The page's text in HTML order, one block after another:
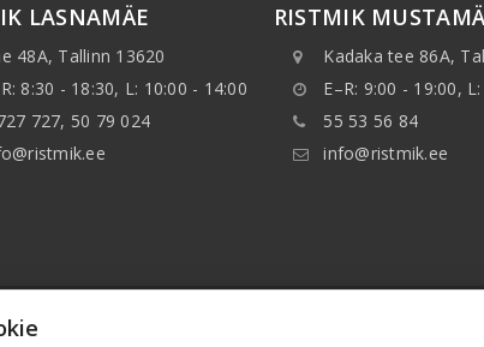
LASNAMÄE
48A, Tallinn 13620
8:30 - 18:30, L: 10:00 - 14:00
727, 50 79 024
RISTMIK
Kadaka tee 86A,
E–R: 9:00 - 19:00,
55 53 56 84
info@ristmik.ee
указанные на веб-сайте, в